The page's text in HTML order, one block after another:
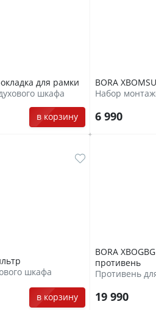
для рамки
шкафа
в корзину
BORA
6 990
шкафа
в корзину
BORA
противень
Противень
19 990